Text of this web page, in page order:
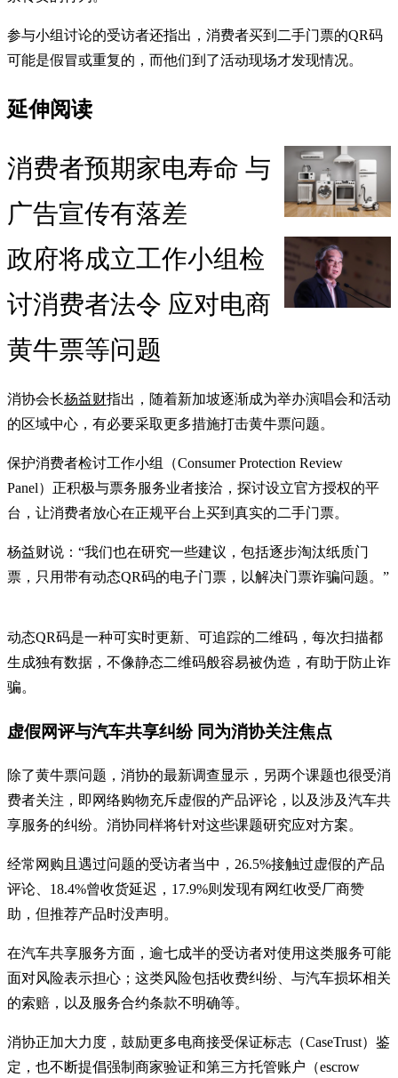
参与小组讨论的受访者还指出，消费者买到二手门票的QR码
可能是假冒或重复的，而他们到了活动现场才发现情况。
延伸阅读
消费者预期家电寿命 与
广告宣传有落差
政府将成立工作小组检
讨消费者法令 应对电商
黄牛票等问题
消协会长杨益财指出，随着新加坡逐渐成为举办演唱会和活动
的区域中心，有必要采取更多措施打击黄牛票问题。
保护消费者检讨工作小组（Consumer Protection Review
Panel）正积极与票务服务业者接洽，探讨设立官方授权的平
台，让消费者放心在正规平台上买到真实的二手门票。
杨益财说：“我们也在研究一些建议，包括逐步淘汰纸质门
票，只用带有动态QR码的电子门票，以解决门票诈骗问题。”
动态QR码是一种可实时更新、可追踪的二维码，每次扫描都
生成独有数据，不像静态二维码般容易被伪造，有助于防止诈
骗。
虚假网评与汽车共享纠纷 同为消协关注焦点
除了黄牛票问题，消协的最新调查显示，另两个课题也很受消
费者关注，即网络购物充斥虚假的产品评论，以及涉及汽车共
享服务的纠纷。消协同样将针对这些课题研究应对方案。
经常网购且遇过问题的受访者当中，26.5%接触过虚假的产品
评论、18.4%曾收货延迟，17.9%则发现有网红收受厂商赞
助，但推荐产品时没声明。
在汽车共享服务方面，逾七成半的受访者对使用这类服务可能
面对风险表示担心；这类风险包括收费纠纷、与汽车损坏相关
的索赔，以及服务合约条款不明确等。
消协正加大力度，鼓励更多电商接受保证标志（CaseTrust）鉴
定，也不断提倡强制商家验证和第三方托管账户（escrow